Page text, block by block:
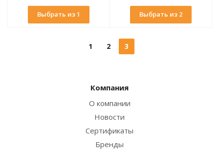
Выбрать из 1 Выбрать из 2
1 2 3
Компания
О компании
Новости
Сертификаты
Бренды